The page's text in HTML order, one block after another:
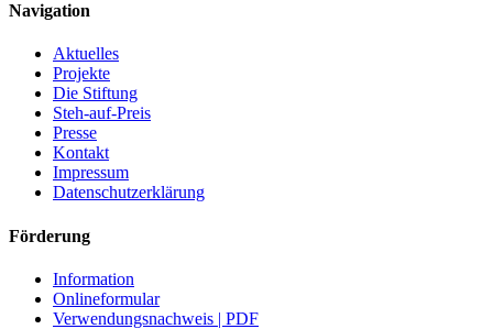
Navigation
Aktuelles
Projekte
Die Stiftung
Steh-auf-Preis
Presse
Kontakt
Impressum
Datenschutzerklärung
Förderung
Information
Onlineformular
Verwendungsnachweis | PDF